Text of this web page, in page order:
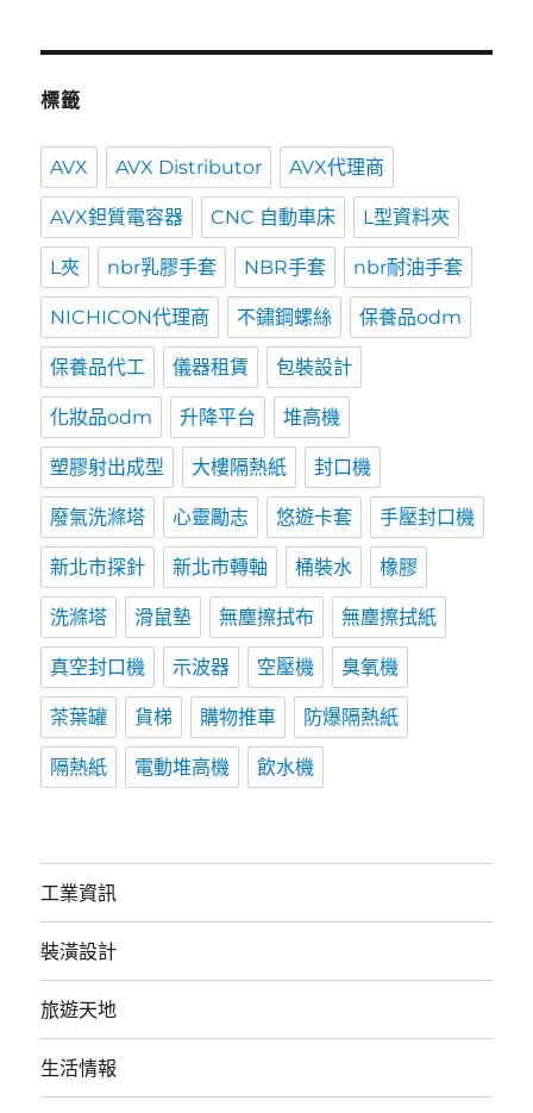
標籤
AVX AVX Distributor AVX代理商
AVX鉭質電容器 CNC 自動車床 L型資料夾
L夾 nbr乳膠手套 NBR手套 nbr耐油手套
NICHICON代理商 不鏽鋼螺絲 保養品odm
保養品代工 儀器租賃 包裝設計
化妝品odm 升降平台 堆高機
塑膠射出成型 大樓隔熱紙 封口機
廢氣洗滌塔 心靈勵志 悠遊卡套 手壓封口機
新北市探針 新北市轉軸 桶裝水 橡膠
洗滌塔 滑鼠墊 無塵擦拭布 無塵擦拭紙
真空封口機 示波器 空壓機 臭氧機
茶葉罐 貨梯 購物推車 防爆隔熱紙
隔熱紙 電動堆高機 飲水機
工業資訊
裝潢設計
旅遊天地
生活情報